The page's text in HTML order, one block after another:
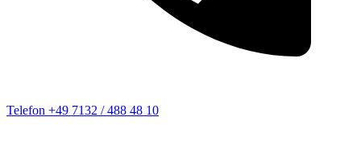
Telefon +49 7132 / 488 48 10